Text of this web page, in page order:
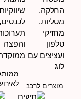
מוצרים לרכב
ממותגים
לאירועים